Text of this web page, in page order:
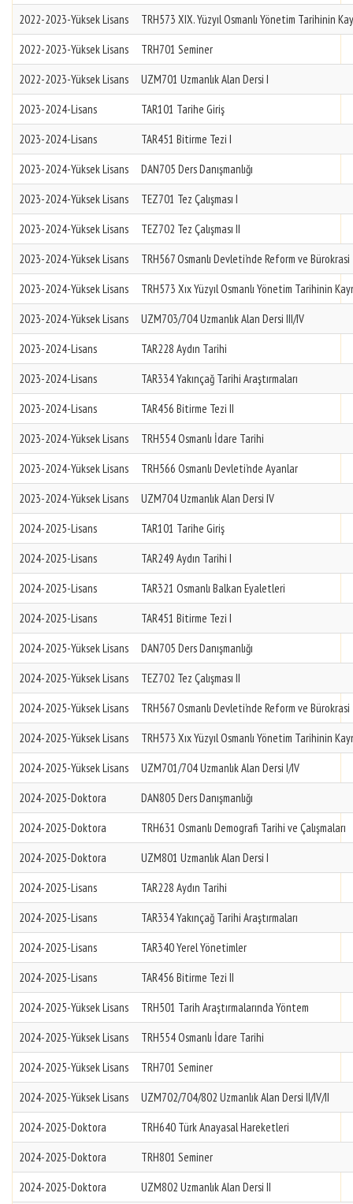
2022-2023-Yüksek Lisans
TRH573 XIX. Yüzyıl Osmanlı Yönetim Tarihinin
2022-2023-Yüksek Lisans
TRH701 Seminer
2022-2023-Yüksek Lisans
UZM701 Uzmanlık Alan Dersi I
2023-2024-Lisans
TAR101 Tarihe Giriş
2023-2024-Lisans
TAR451 Bitirme Tezi I
2023-2024-Yüksek Lisans
DAN705 Ders Danışmanlığı
2023-2024-Yüksek Lisans
TEZ701 Tez Çalışması I
2023-2024-Yüksek Lisans
TEZ702 Tez Çalışması II
2023-2024-Yüksek Lisans
TRH567 Osmanlı Devleti’nde Reform ve Bürokrasi
2023-2024-Yüksek Lisans
TRH573 Xıx Yüzyıl Osmanlı Yönetim Tarihinin
2023-2024-Yüksek Lisans
UZM703/704 Uzmanlık Alan Dersi III/IV
2023-2024-Lisans
TAR228 Aydın Tarihi
2023-2024-Lisans
TAR334 Yakınçağ Tarihi Araştırmaları
2023-2024-Lisans
TAR456 Bitirme Tezi II
2023-2024-Yüksek Lisans
TRH554 Osmanlı İdare Tarihi
2023-2024-Yüksek Lisans
TRH566 Osmanlı Devleti’nde Ayanlar
2023-2024-Yüksek Lisans
UZM704 Uzmanlık Alan Dersi IV
2024-2025-Lisans
TAR101 Tarihe Giriş
2024-2025-Lisans
TAR249 Aydın Tarihi I
2024-2025-Lisans
TAR321 Osmanlı Balkan Eyaletleri
2024-2025-Lisans
TAR451 Bitirme Tezi I
2024-2025-Yüksek Lisans
DAN705 Ders Danışmanlığı
2024-2025-Yüksek Lisans
TEZ702 Tez Çalışması II
2024-2025-Yüksek Lisans
TRH567 Osmanlı Devleti’nde Reform ve Bürokrasi
2024-2025-Yüksek Lisans
TRH573 Xıx Yüzyıl Osmanlı Yönetim Tarihinin
2024-2025-Yüksek Lisans
UZM701/704 Uzmanlık Alan Dersi I/IV
2024-2025-Doktora
DAN805 Ders Danışmanlığı
2024-2025-Doktora
TRH631 Osmanlı Demografi Tarihi ve Çalışmaları
2024-2025-Doktora
UZM801 Uzmanlık Alan Dersi I
2024-2025-Lisans
TAR228 Aydın Tarihi
2024-2025-Lisans
TAR334 Yakınçağ Tarihi Araştırmaları
2024-2025-Lisans
TAR340 Yerel Yönetimler
2024-2025-Lisans
TAR456 Bitirme Tezi II
2024-2025-Yüksek Lisans
TRH501 Tarih Araştırmalarında Yöntem
2024-2025-Yüksek Lisans
TRH554 Osmanlı İdare Tarihi
2024-2025-Yüksek Lisans
TRH701 Seminer
2024-2025-Yüksek Lisans
UZM702/704/802 Uzmanlık Alan Dersi II/IV/II
2024-2025-Doktora
TRH640 Türk Anayasal Hareketleri
2024-2025-Doktora
TRH801 Seminer
2024-2025-Doktora
UZM802 Uzmanlık Alan Dersi II